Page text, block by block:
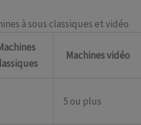
à sous classiques et vidéo
Machines vidéo
5 ou plus